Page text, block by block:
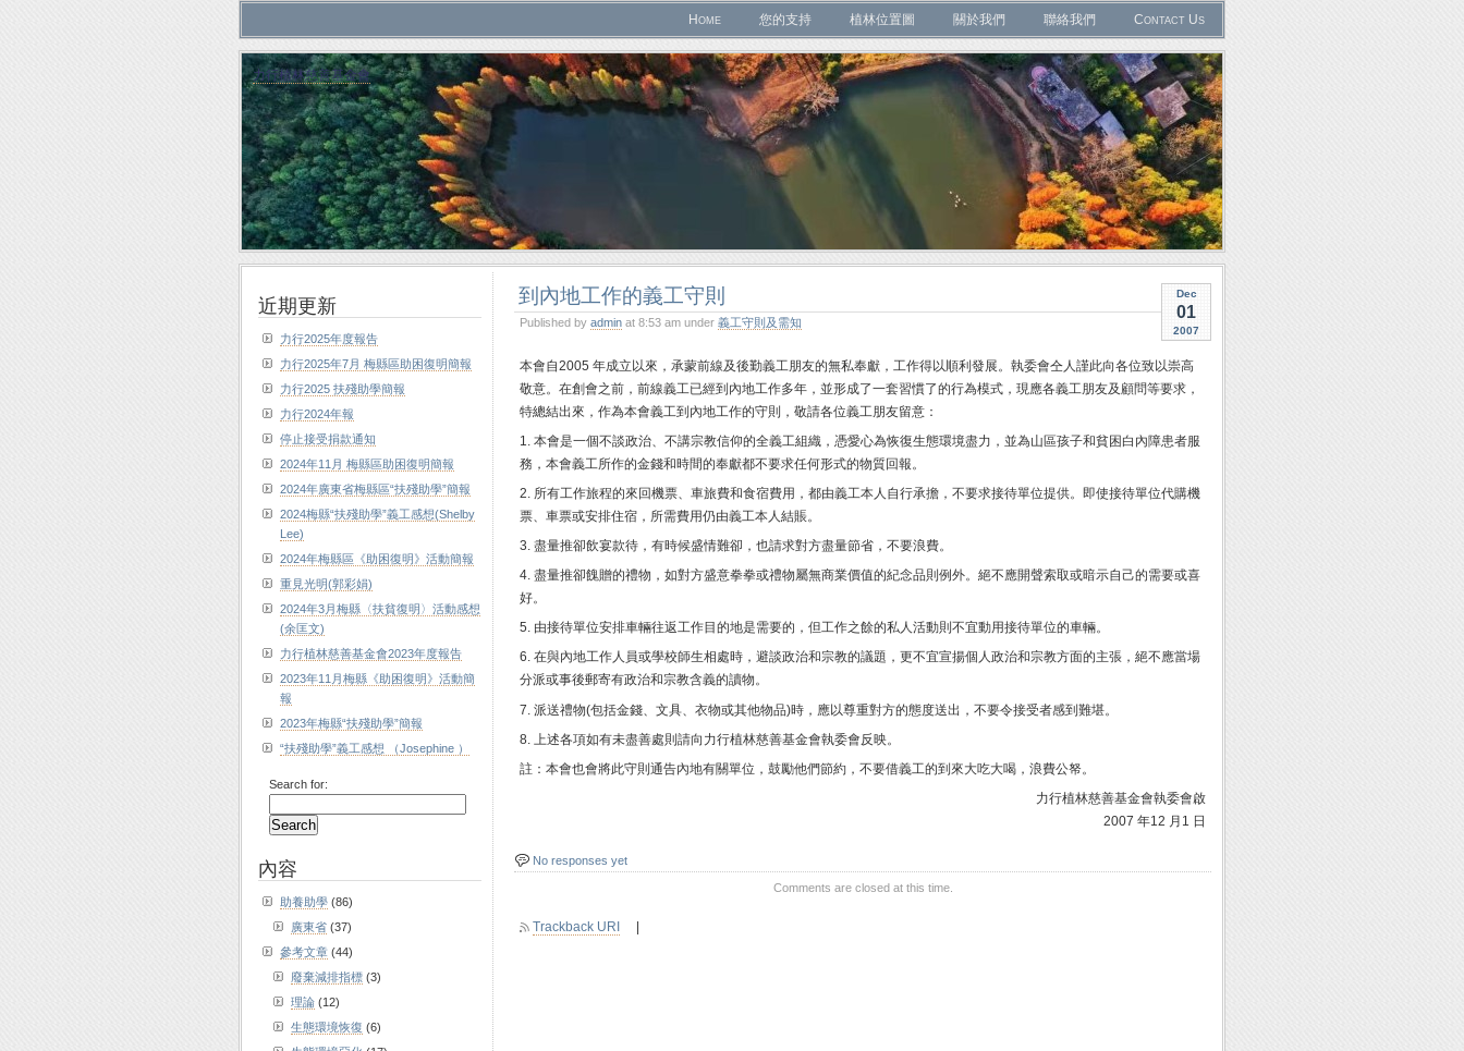
Home 您的支持 植林位置圖 關於我們 聯絡我們 Contact Us
力行植林慈善基金會
Dec
01
2007
到內地工作的義工守則
Published by admin at 8:53 am under 義工守則及需知
本會自2005 年成立以來，承蒙前線及後勤義工朋友的無私奉獻，工作得以順利發展。執委會仝人謹此向各位致以崇高
敬意。在創會之前，前線義工已經到內地工作多年，並形成了一套習慣了的行為模式，現應各義工朋友及顧問等要求，
特總結出來，作為本會義工到內地工作的守則，敬請各位義工朋友留意：
1. 本會是一個不談政治、不講宗教信仰的全義工組織，憑愛心為恢復生態環境盡力，並為山區孩子和貧困白內障患者服
務，本會義工所作的金錢和時間的奉獻都不要求任何形式的物質回報。
2. 所有工作旅程的來回機票、車旅費和食宿費用，都由義工本人自行承擔，不要求接待單位提供。即使接待單位代購機
票、車票或安排住宿，所需費用仍由義工本人結賬。
3. 盡量推卻飲宴款待，有時候盛情難卻，也請求對方盡量節省，不要浪費。
4. 盡量推卻餽贈的禮物，如對方盛意拳拳或禮物屬無商業價值的紀念品則例外。絕不應開聲索取或暗示自己的需要或喜
好。
5. 由接待單位安排車輛往返工作目的地是需要的，但工作之餘的私人活動則不宜動用接待單位的車輛。
6. 在與內地工作人員或學校師生相處時，避談政治和宗教的議題，更不宜宣揚個人政治和宗教方面的主張，絕不應當場
分派或事後郵寄有政治和宗教含義的讀物。
7. 派送禮物(包括金錢、文具、衣物或其他物品)時，應以尊重對方的態度送出，不要令接受者感到難堪。
8. 上述各項如有未盡善處則請向力行植林慈善基金會執委會反映。
註：本會也會將此守則通告內地有關單位，鼓勵他們節約，不要借義工的到來大吃大喝，浪費公帑。
力行植林慈善基金會執委會啟
2007 年12 月1 日
No responses yet
Comments are closed at this time.
Trackback URI |
近期更新
力行2025年度報告
力行2025年7月 梅縣區助困復明簡報
力行2025 扶殘助學簡報
力行2024年報
停止接受捐款通知
2024年11月 梅縣區助困復明簡報
2024年廣東省梅縣區“扶殘助學”簡報
2024梅縣“扶殘助學”義工感想(Shelby
Lee)
2024年梅縣區《助困復明》活動簡報
重見光明(郭彩娟)
2024年3月梅縣〈扶貧復明〉活動感想
(余匡文)
力行植林慈善基金會2023年度報告
2023年11月梅縣《助困復明》活動簡
報
2023年梅縣“扶殘助學”簡報
“扶殘助學”義工感想 （Josephine ）
Search for:
內容
助養助學 (86)
廣東省 (37)
參考文章 (44)
廢棄減排指標 (3)
理論 (12)
生態環境恢復 (6)